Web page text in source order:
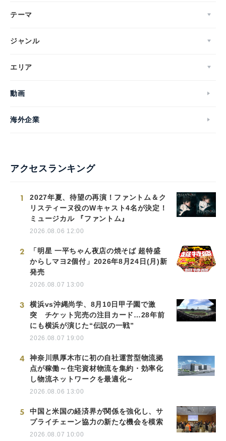
テーマ
ジャンル
エリア
動画
海外企業
アクセスランキング
1
2027年夏、待望の再演！ファントム＆ク
リスティーヌ役のWキャスト4名が決定！
ミュージカル 『ファントム』
2026.08.06 12:00
2
「明星 一平ちゃん夜店の焼そば 超特盛
からしマヨ2個付」2026年8月24日(月)新
発売
2026.08.07 13:00
3
横浜vs沖縄尚学、8月10日甲子園で激
突 チケット完売の注目カード…28年前
にも横浜が演じた“伝説の一戦”
2026.08.07 19:00
4
神奈川県厚木市に初の自社運営型物流拠
点が稼働～住宅資材物流を集約・効率化
し物流ネットワークを最適化～
2026.08.06 13:00
5
中国と米国の経済界が関係を強化し、サ
プライチェーン協力の新たな機会を模索
2026.08.07 10:00